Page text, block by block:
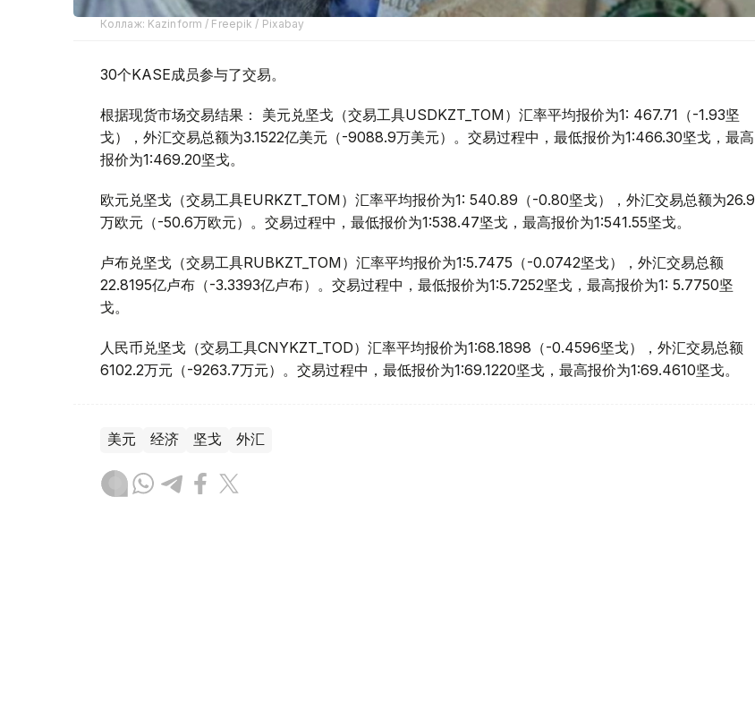
Коллаж: Kazinform / Freepik / Pixabay
30个KASE成员参与了交易。
根据现货市场交易结果： 美元兑坚戈（交易工具USDKZT_TOM）汇率平均报价为1: 467.71（-1.93坚
戈），外汇交易总额为3.1522亿美元（-9088.9万美元）。交易过程中，最低报价为1:466.30坚戈，最高
报价为1:469.20坚戈。
欧元兑坚戈（交易工具EURKZT_TOM）汇率平均报价为1: 540.89（-0.80坚戈），外汇交易总额为26.9
万欧元（-50.6万欧元）。交易过程中，最低报价为1:538.47坚戈，最高报价为1:541.55坚戈。
卢布兑坚戈（交易工具RUBKZT_TOM）汇率平均报价为1:5.7475（-0.0742坚戈），外汇交易总额
22.8195亿卢布（-3.3393亿卢布）。交易过程中，最低报价为1:5.7252坚戈，最高报价为1: 5.7750坚
戈。
人民币兑坚戈（交易工具CNYKZT_TOD）汇率平均报价为1:68.1898（-0.4596坚戈），外汇交易总额
6102.2万元（-9263.7万元）。交易过程中，最低报价为1:69.1220坚戈，最高报价为1:69.4610坚戈。
美元 经济 坚戈 外汇